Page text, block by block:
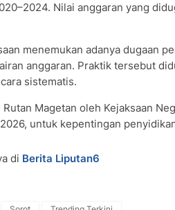
Nilai anggaran yang
menemukan adanya dugaan
anggaran. Praktik tersebut
sistematis.
Magetan oleh Kejaksaan
untuk kepentingan
di Berita Liputan6